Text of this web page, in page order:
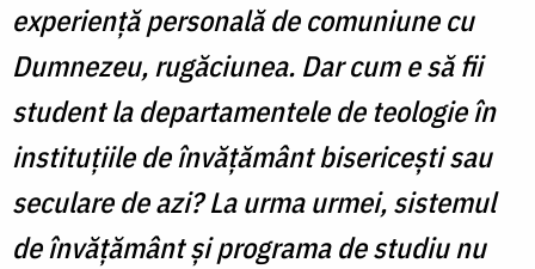
experiență personală de comuniune cu
Dumnezeu, rugăciunea. Dar cum e să fii
student la departamentele de teologie în
instituţiile de învăţământ bisericeşti sau
seculare de azi? La urma urmei, sistemul
de învățământ și programa de studiu nu